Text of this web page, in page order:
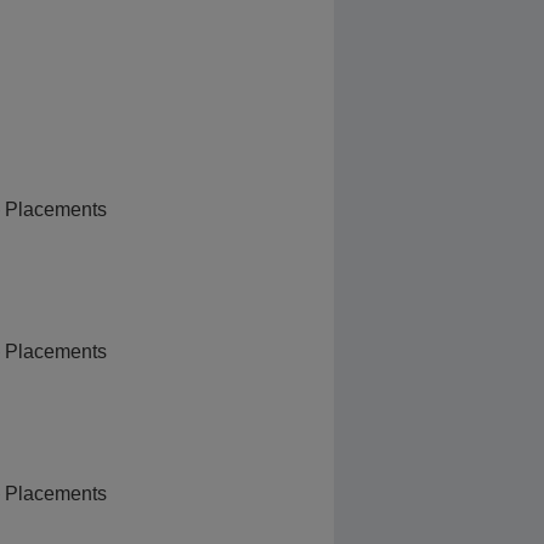
Placements
Placements
Placements